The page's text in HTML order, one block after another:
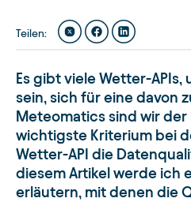
Teilen:
Es gibt viele Wetter-
sein, sich für eine davon
Meteomatics sind wir
wichtigste Kriterium bei
Wetter-API die
diesem Artikel werde ich
erläutern, mit denen die